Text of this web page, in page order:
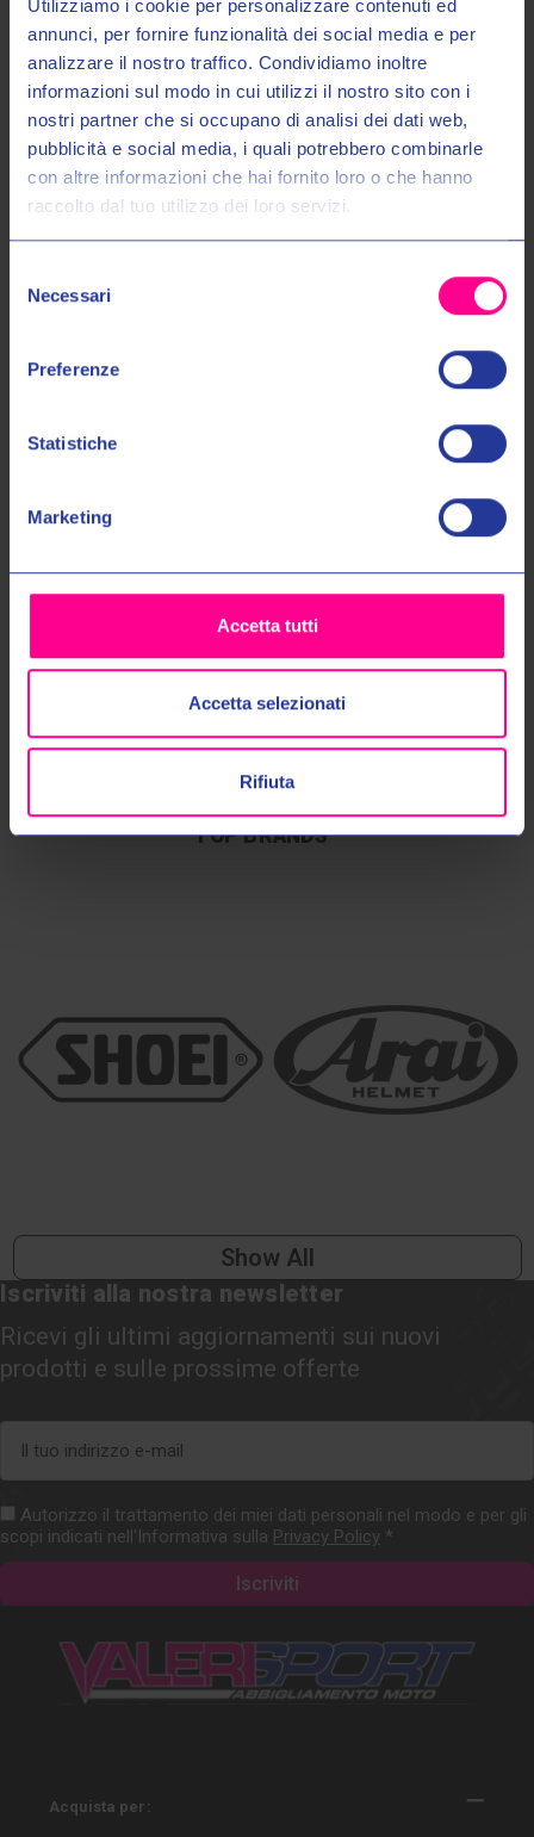
Utilizziamo i cookie per personalizzare contenuti ed
annunci, per fornire funzionalità dei social media e per
analizzare il nostro traffico. Condividiamo inoltre
informazioni sul modo in cui utilizzi il nostro sito con i
nostri partner che si occupano di analisi dei dati web,
pubblicità e social media, i quali potrebbero combinarle
con altre informazioni che hai fornito loro o che hanno
raccolto dal tuo utilizzo dei loro servizi.
delNecessari
Preferenze
Statistiche
Marketing
Accetta tutti
Accetta selezionati
Rifiuta
Givi srl
VALIGIA TREKKER DOLOMITI
€359,00
€299,00
Givi srl
VALIGIA TREKKER DOLOMITI
€429,00
€359,00
espresso
ESPERIENZA
Più di 40 anni di esperienza
nel settore
Personale altamente
specializzato
TOP BRANDS
Show All
Iscriviti alla nostra newsletter
Ricevi gli ultimi aggiornamenti sui nuovi
prodotti e sulle prossime offerte
mail
Autorizzo il trattamento dei miei dati personali nel modo e per gli
scopi indicati nell'Informativa sulla Privacy Policy *
Acquista per:
Entra nel mondo Valeri Sport
Ricevi in anteprima novità, promozioni esclusive e uno
SCONTO DEL 10%sul tuo primo acquisto!
Email:
Autorizzo il trattamento dei miei dati personali nel modo e per gli
scopi indicati nell'Informativa sulla